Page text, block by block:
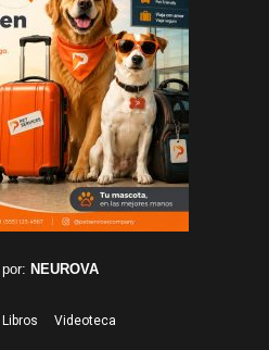
NEUROVA
Libros Videoteca